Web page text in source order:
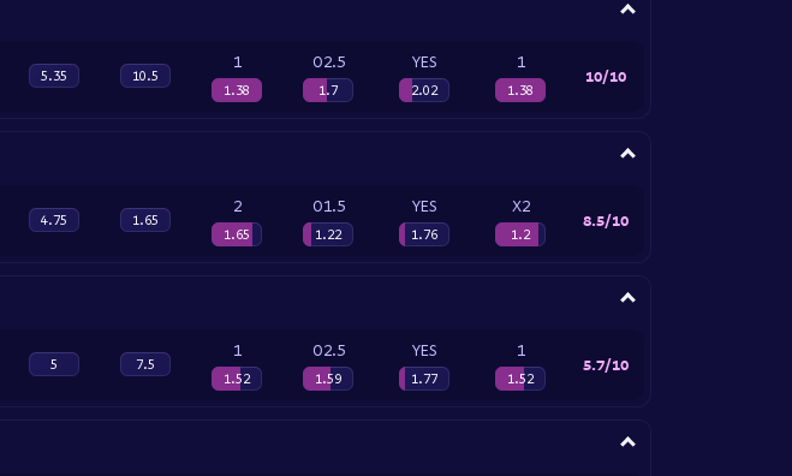
5.35 10.5
1
1.38
O2.5
1.7
YES
2.02
1
1.38
10/10
4.75 1.65
2
1.65
O1.5
1.22
YES
1.76
X2
1.2
8.5/10
5 7.5
1
1.52
O2.5
1.59
YES
1.77
1
1.52
5.7/10